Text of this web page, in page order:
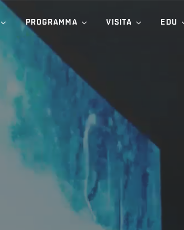
PROGRAMMA VISITA EDU